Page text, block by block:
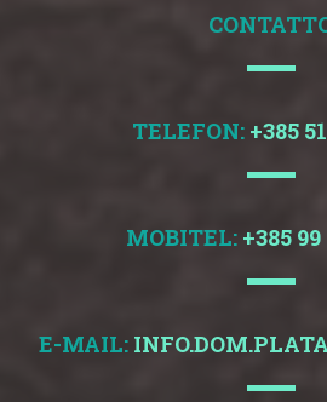
TELEFON: +385
MOBITEL: +385
E-MAIL: